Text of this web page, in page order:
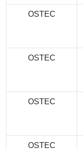
OSTEC
OSTEC
OSTEC
OSTEC